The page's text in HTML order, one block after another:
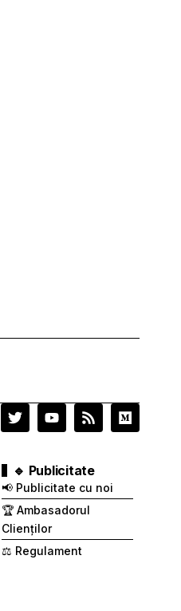
🔹 Publicitate
📢 Publicitate cu noi
🏆 Ambasadorul
Clienților
⚖️ Regulament